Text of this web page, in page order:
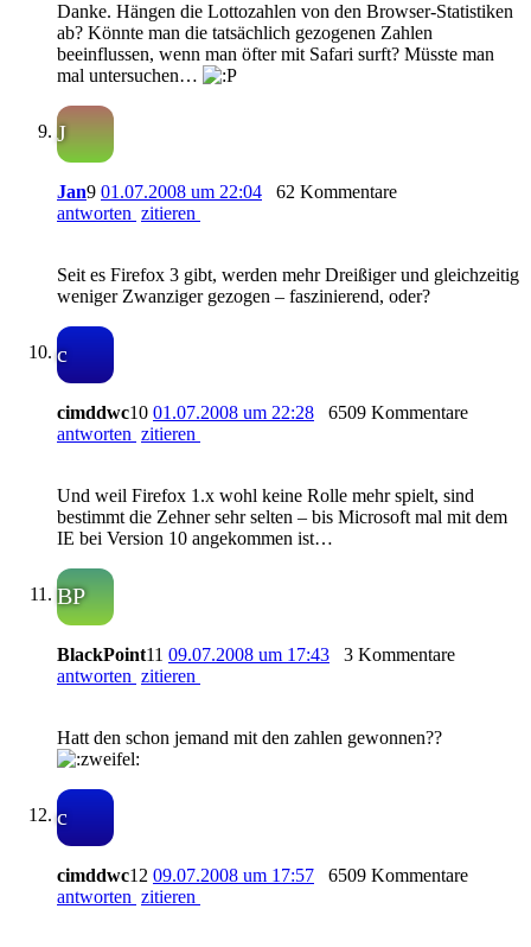
Danke. Hängen die Lottozahlen von den Browser-Statistiken
ab? Könnte man die tatsächlich gezogenen Zahlen
beeinflussen, wenn man öfter mit Safari surft? Müsste man
mal untersuchen…
J
Jan9 01.07.2008 um 22:04
62 Kommentare
antworten zitieren
Seit es Firefox 3 gibt, werden mehr Dreißiger und gleichzeitig
weniger Zwanziger gezogen – faszinierend, oder?
c
cimddwc10 01.07.2008 um 22:28
6509 Kommentare
antworten zitieren
Und weil Firefox 1.x wohl keine Rolle mehr spielt, sind
bestimmt die Zehner sehr selten – bis Microsoft mal mit dem
IE bei Version 10 angekommen ist…
BP
BlackPoint11 09.07.2008 um 17:43
3 Kommentare
antworten zitieren
Hatt den schon jemand mit den zahlen gewonnen??
c
cimddwc12 09.07.2008 um 17:57
6509 Kommentare
antworten zitieren